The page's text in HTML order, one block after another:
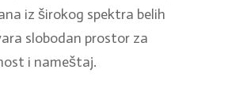
iz širokog spektra belih
slobodan prostor za
i nameštaj.